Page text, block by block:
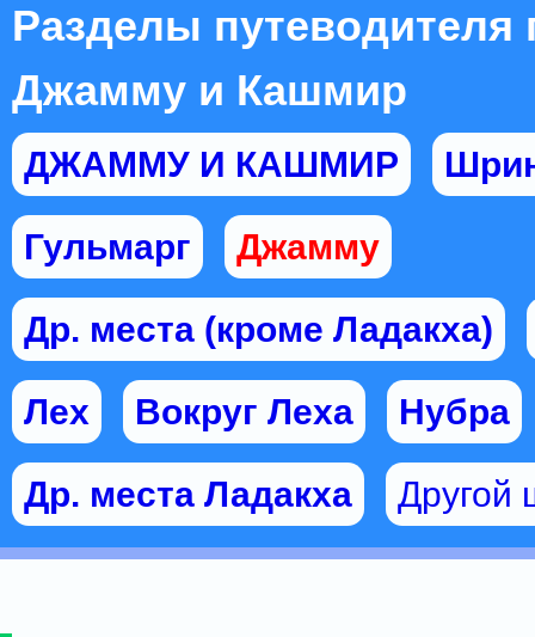
Разделы путеводителя
Джамму и Кашмир
ДЖАММУ И КАШМИР
Гульмарг Джамму
Др. места (кроме Ладакха)
Лех Вокруг Леха Нубра
Др. места Ладакха Другой